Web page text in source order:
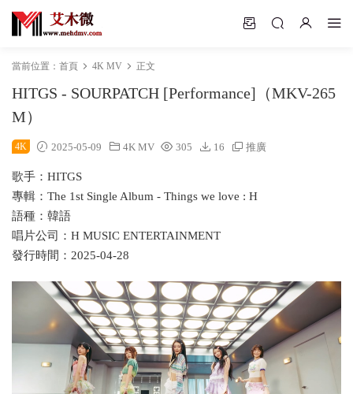
當前位置： 首頁 4K MV 正文
HITGS - SOURPATCH [Performance]（MKV-265
M）
4K 2025-05-09 4K MV 305 16 推廣
歌手：HITGS
專輯：The 1st Single Album - Things we love : H
語種：韓語
唱片公司：H MUSIC ENTERTAINMENT
發行時間：2025-04-28